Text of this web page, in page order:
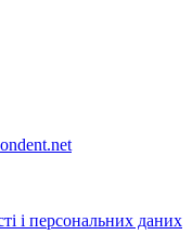
і персональних даних